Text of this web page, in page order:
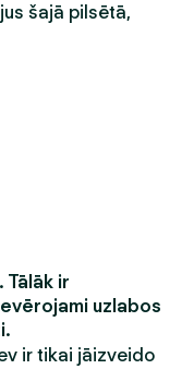
šajā pilsētā,
Tālāk ir
uzlabos
ir tikai jāizveido